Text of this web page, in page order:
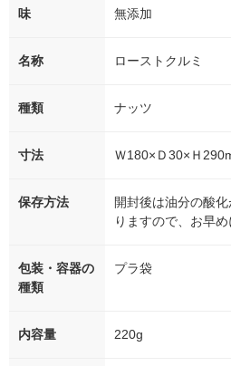
味 無添加
名称 ローストクルミ
種類 ナッツ
寸法 Ｗ180×Ｄ30×Ｈ
保存方法
開封後は油分の酸
りますので、お早
包装・容器の
種類
プラ袋
内容量 220g